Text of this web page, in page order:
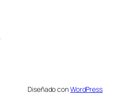
Diseñado conWordPress